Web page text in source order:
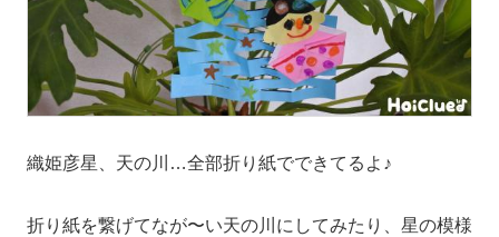
織姫彦星、天の川…全部折り紙でできてるよ♪
折り紙を繋げてなが〜い天の川にしてみたり、星の模様